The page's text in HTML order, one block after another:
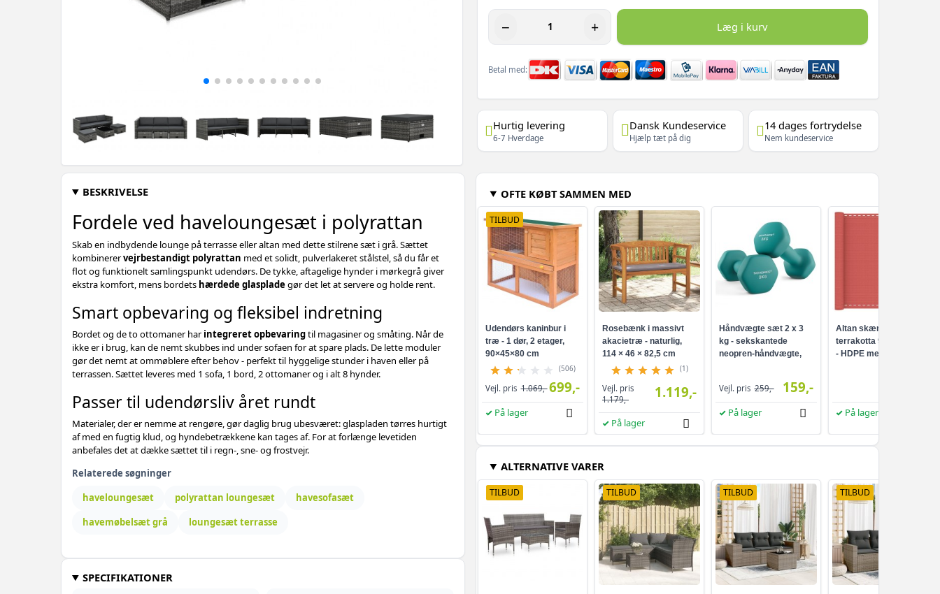
− + Læg i kurv
Betal med:
Hurtig levering
6-7 Hverdage
Dansk Kundeservice
Hjælp tæt på dig
14 dages fortrydelse
Nem kundeservice
BESKRIVELSE
Fordele ved haveloungesæt i polyrattan
Skab en indbydende lounge på terrasse eller altan med dette stilrene sæt i grå. Sættet
kombinerervejrbestandigt polyrattan med et solidt, pulverlakeret stålstel, så du får et
flot og funktionelt samlingspunkt udendørs. De tykke, aftagelige hynder i mørkegrå giver
ekstra komfort, mens bordets hærdede glaspladegør det let at servere og holde rent.
Smart opbevaring og fleksibel indretning
Bordet og de to ottomaner harintegreret opbevaringtil magasiner og småting. Når de
ikke er i brug, kan de nemt skubbes ind under sofaen for at spare plads. De lette moduler
gør det nemt at ommøblere efter behov - perfekt til hyggelige stunder i haven eller på
terrassen. Sættet leveres med 1 sofa, 1 bord, 2 ottomaner og i alt 8 hynder.
Passer til udendørsliv året rundt
Materialer, der er nemme at rengøre, gør daglig brug ubesværet: glaspladen tørres hurtigt
af med en fugtig klud, og hyndebetrækkene kan tages af. For at forlænge levetiden
anbefales det at dække sættet til i regn-, sne- og frostvejr.
Relaterede søgninger
haveloungesæt
polyrattan loungesæt
havesofasæt
havemøbelsæt grå
loungesæt terrasse
SPECIFIKATIONER
OFTE KØBT SAMMEN MED
TILBUD
Udendørs kaninbur i
træ - 1 dør, 2 etager,
90×45×80 cm
(506)
Vejl. pris 1.069,-699,-
På lager
Rosebænk i massivt
akacietræ - naturlig,
114 × 46 × 82,5 cm
(1)
Vejl. pris
1.179,-
1.119,-
På lager
Håndvægte sæt 2 x 3
kg - sekskantede
neopren-håndvægte,
Vejl. pris 259,- 159,-
På lager
Altan skærm i
terrakotta 90 × 800 cm
- HDPE med
På lager
ALTERNATIVE VARER
TILBUD TILBUD TILBUD TILBUD